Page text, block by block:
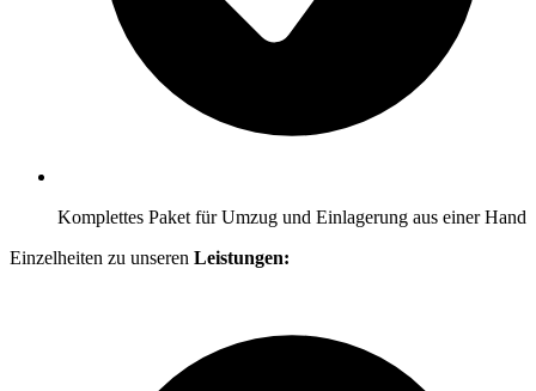
Komplettes Paket für Umzug und Einlagerung aus einer Hand
Einzelheiten zu unseren Leistungen: